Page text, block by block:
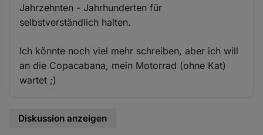
Jahrzehnten - Jahrhunderten für
selbstverständlich halten.
Ich könnte noch viel mehr schreiben, aber ich will
an die Copacabana, mein Motorrad (ohne Kat)
wartet ;)
Diskussion anzeigen